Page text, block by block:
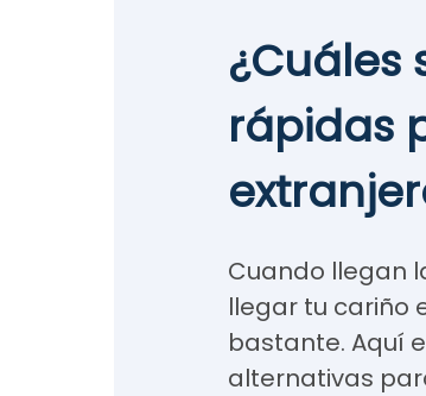
¿Cuáles
rápidas
Cuando llegan
llegar tu cariño
bastante. Aquí
alternativas